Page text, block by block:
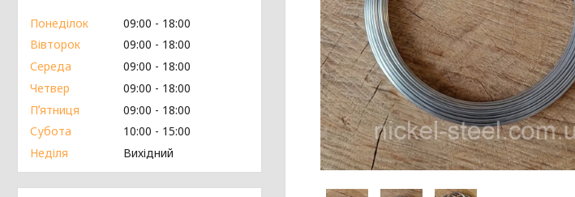
Понеділок 09:00
18:00
Вівторок
09:00
18:00
Середа
09:00
18:00
Четвер
09:00
18:00
Пʼятниця
09:00
18:00
Субота
10:00
15:00
Неділя
Вихідний